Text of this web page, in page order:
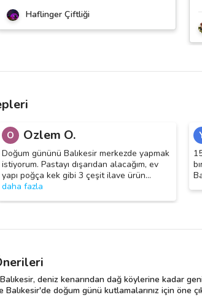
Haflinger Çiftliği
O Ozlem O.
Doğum gününü Balıkesir merkezde yapmak
istiyorum. Pastayı dışarıdan alacağım, ev
yapı poğça kek gibi 3 çeşit ilave ürün…
daha fazla
deniz kenarından dağ köylerine kadar
doğum günü kutlamalarınız için öne